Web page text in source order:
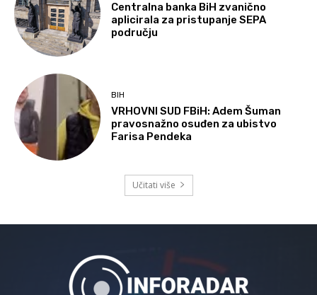
Centralna banka BiH zvanično
aplicirala za pristupanje SEPA
području
BIH
VRHOVNI SUD FBiH: Adem Šuman
pravosnažno osuđen za ubistvo
Farisa Pendeka
Učitati više